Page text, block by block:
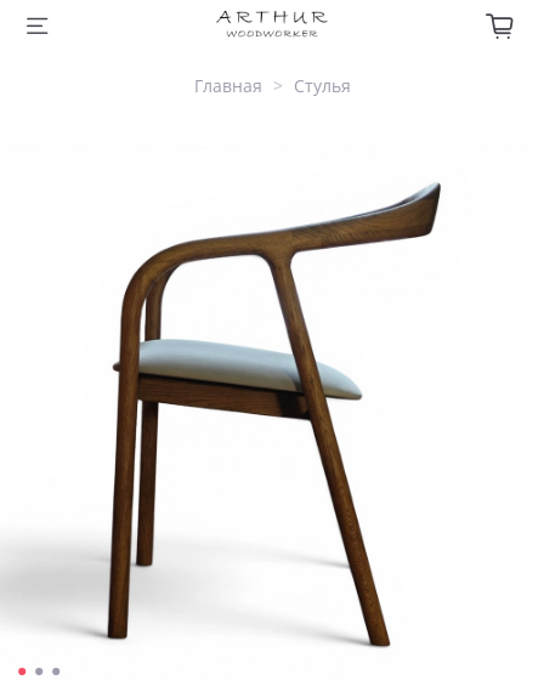
Главная Стулья